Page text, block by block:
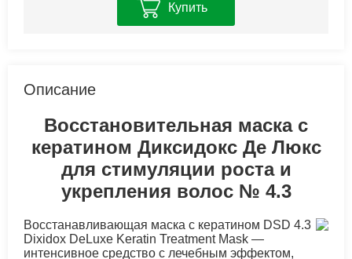
Купить
Описание
Восстановительная маска с
кератином Диксидокс Де Люкс
для стимуляции роста и
укрепления волос № 4.3
Восстанавливающая маска с кератином DSD 4.3
Dixidox DeLuxe Keratin Treatment Mask —
интенсивное средство с лечебным эффектом,